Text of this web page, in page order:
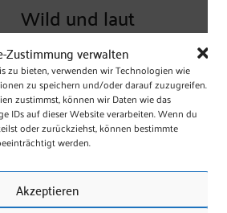
Zustimmung verwalten
zu bieten, verwenden wir Technologien wie
zu speichern und/oder darauf zuzugreifen.
zustimmst, können wir Daten wie das
IDs auf dieser Website verarbeiten. Wenn du
oder zurückziehst, können bestimmte
werden.
Akzeptieren
Wild und laut
Spuren